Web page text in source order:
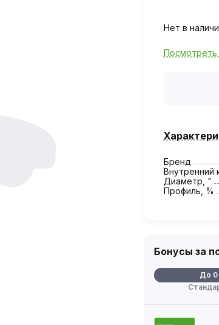
Нет в
Посмотреть
Бренд
Внутренний
Диаметр, "
Профиль, %
Бонусы за
До 0